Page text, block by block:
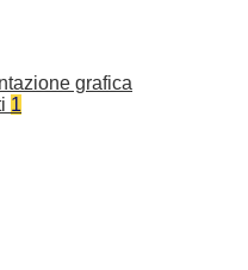
grafica
1